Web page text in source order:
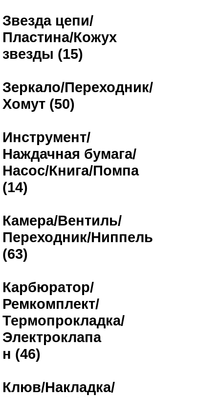
Звезда цепи/
Пластина/Кожух
звезды (15)
Зеркало/Переходник/
Хомут (50)
Инструмент/
Наждачная бумага/
Насос/Книга/Помпа
(14)
Камера/Вентиль/
Переходник/Ниппель
(63)
Карбюратор/
Ремкомплект/
Термопрокладка/
Электроклапа
н (46)
Клюв/Накладка/